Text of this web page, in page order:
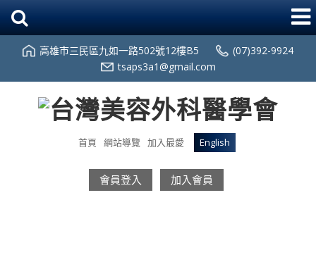
高雄市三民區九如一路502號12樓B5
(07)392-9924
tsaps3a1@gmail.com
首頁 網站導覽 加入最愛 English
會員登入 加入會員